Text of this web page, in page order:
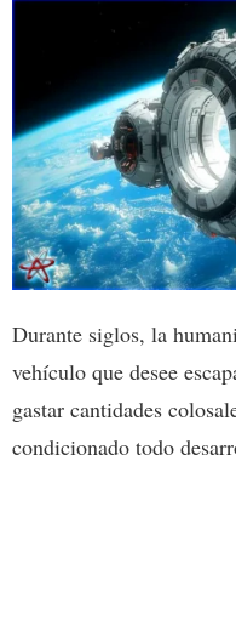
Durante siglos, la
vehículo que desee
gastar cantidades
condicionado todo